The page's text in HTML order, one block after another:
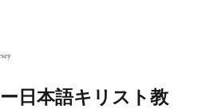
日本語キリスト教